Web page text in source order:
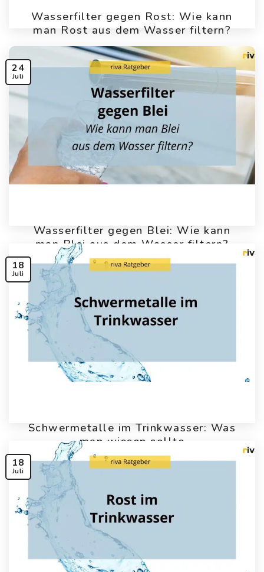
Wasserfilter gegen Rost: Wie kann
man Rost aus dem Wasser filtern?
Wasserfilter mit Aktivkohle gegen Rost Aktivkohlefilter
haben ein breites Filterspektrum und können Rost im
Wasser [...]
Wasserfilter gegen Blei: Wie kann
man Blei aus dem Wasser filtern?
24
Juli
Schwermetalle im Trinkwasser: Was
man wissen sollte
18
Juli
18
Juli